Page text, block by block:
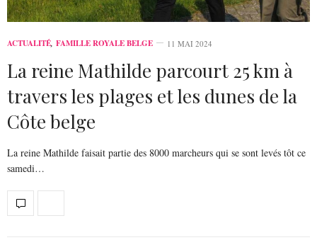
ACTUALITÉ, FAMILLE ROYALE BELGE 11 MAI 2024
La reine Mathilde parcourt 25 km à
travers les plages et les dunes de la
Côte belge
La reine Mathilde faisait partie des 8000 marcheurs qui se sont levés tôt ce
samedi…